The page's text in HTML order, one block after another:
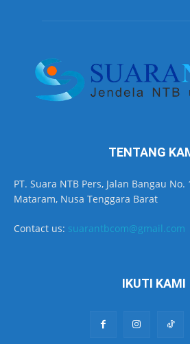
TENTANG
PT. Suara NTB Pers, Jalan Bangau
Mataram, Nusa Tenggara Barat
Contact us: suarantbcom@gmail.com
IKUTI KAMI